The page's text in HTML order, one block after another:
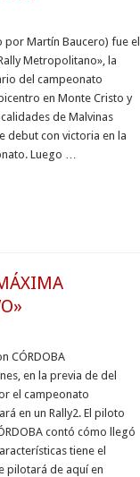
por Martín Baucero) fue el
Metropolitano», la
del campeonato
en Monte Cristo y
de Malvinas
debut con victoria en la
Luego …
CÓRDOBA
en la previa de del
el campeonato
en un Rally2. El piloto
contó cómo llegó
tiene el
pilotará de aquí en